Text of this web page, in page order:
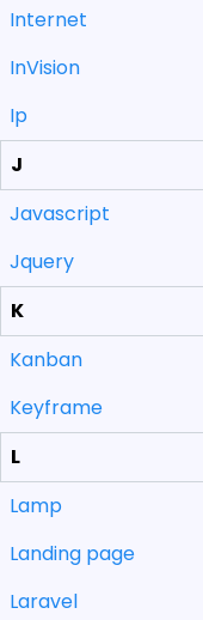
Internet
InVision
Ip
J
Javascript
Jquery
K
Kanban
Keyframe
L
Lamp
Landing page
Laravel